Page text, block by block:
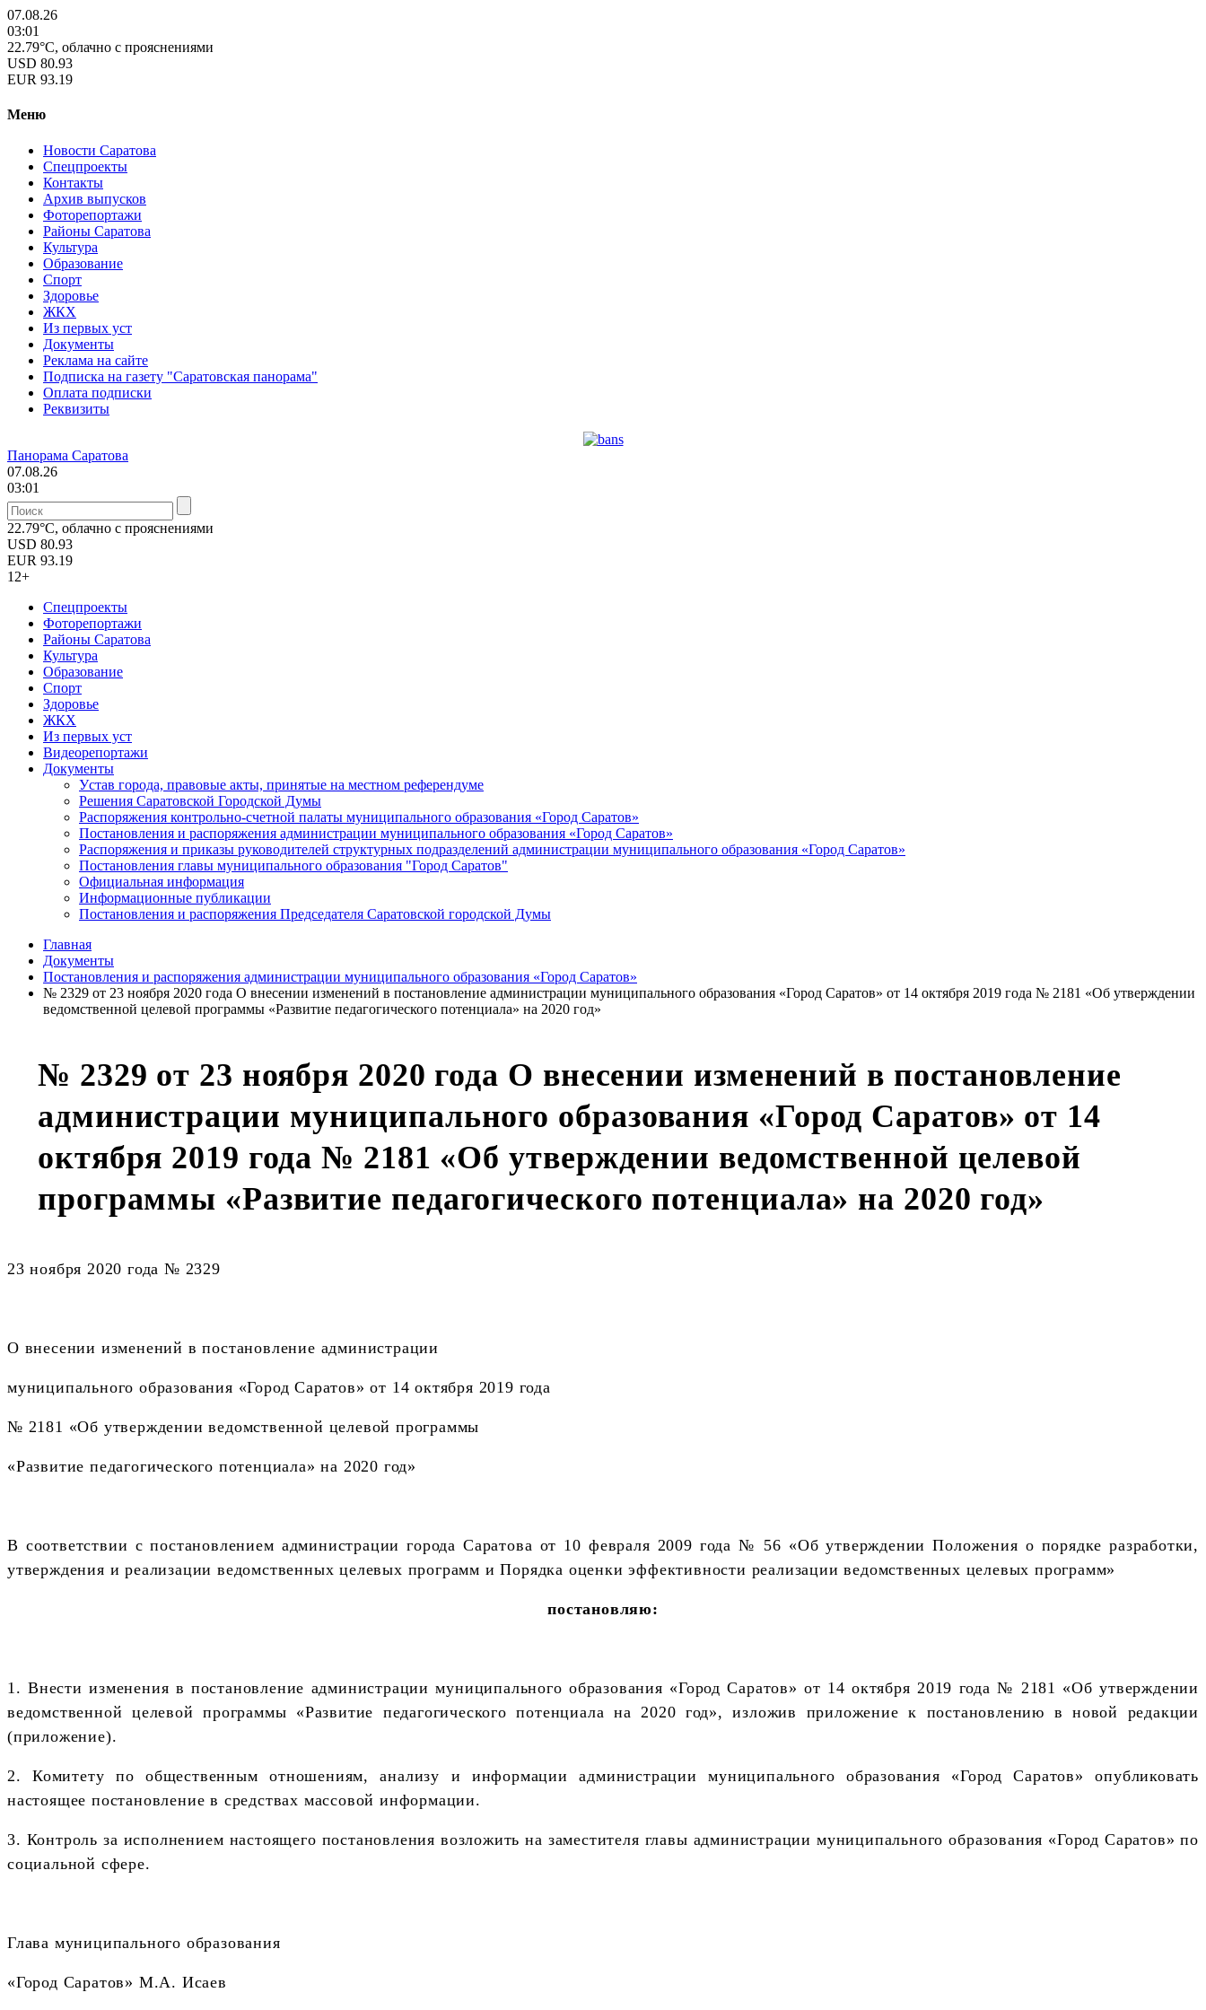
07.08.26
03:01
22.79°C, облачно с прояснениями
USD 80.93
EUR 93.19
Меню
Новости Саратова
Спецпроекты
Контакты
Архив выпусков
Фоторепортажи
Районы Саратова
Культура
Образование
Спорт
Здоровье
ЖКХ
Из пеpвых уст
Документы
Реклама на сайте
Подписка на газету "Саратовская панорама"
Оплата подписки
Реквизиты
Панорама Саратова
07.08.26
03:01
22.79°C, облачно с прояснениями
USD 80.93
EUR 93.19
12+
Спецпроекты
Фоторепортажи
Районы Саратова
Культура
Образование
Спорт
Здоровье
ЖКХ
Из пеpвых уст
Видеорепортажи
Документы
Уcтав города, правовые акты, принятые на местном референдуме
Решения Саратовской Городской Думы
Распоряжения контрольно-счетной палаты муниципального образования «Город Саратов»
Постановления и распоряжения администрации муниципального образования «Город Саратов»
Распоряжения и приказы руководителей структурных подразделений администрации муниципального образования «Город Саратов»
Постановления главы муниципального образования "Город Саратов"
Официальная информация
Информационные публикации
Постановления и распоряжения Председателя Саратовской городской Думы
Главная
Документы
Постановления и распоряжения администрации муниципального образования «Город Саратов»
№ 2329 от 23 ноября 2020 года О внесении изменений в постановление администрации муниципального образования «Город Саратов» от 14 октября 2019 года № 2181 «Об утверждении
ведомственной целевой программы «Развитие педагогического потенциала» на 2020 год»
№ 2329 от 23 ноября 2020 года О внесении изменений в постановление
администрации муниципального образования «Город Саратов» от 14
октября 2019 года № 2181 «Об утверждении ведомственной целевой
программы «Развитие педагогического потенциала» на 2020 год»
23 ноября 2020 года № 2329
О внесении изменений в постановление администрации
муниципального образования «Город Саратов» от 14 октября 2019 года
№ 2181 «Об утверждении ведомственной целевой программы
«Развитие педагогического потенциала» на 2020 год»
В соответствии с постановлением администрации города Саратова от 10 февраля 2009 года № 56 «Об утверждении Положения о порядке разработки,
утверждения и реализации ведомственных целевых программ и Порядка оценки эффективности реализации ведомственных целевых программ»
постановляю:
1. Внести изменения в постановление администрации муниципального образования «Город Саратов» от 14 октября 2019 года № 2181 «Об утверждении
ведомственной целевой программы «Развитие педагогического потенциала на 2020 год», изложив приложение к постановлению в новой редакции
(приложение).
2. Комитету по общественным отношениям, анализу и информации администрации муниципального образования «Город Саратов» опубликовать
настоящее постановление в средствах массовой информации.
3. Контроль за исполнением настоящего постановления возложить на заместителя главы администрации муниципального образования «Город Саратов» по
социальной сфере.
Глава муниципального образования
«Город Саратов» М.А. Исаев